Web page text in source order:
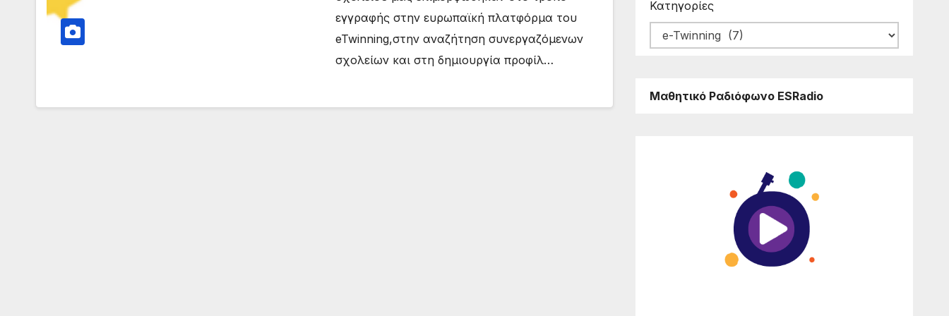
εγγραφής στην ευρωπαϊκή πλατφόρμα του
eTwinning,στην αναζήτηση συνεργαζόμενων
σχολείων και στη δημιουργία προφίλ…
Κατηγορίες
Μαθητικό Ραδιόφωνο ESRadio